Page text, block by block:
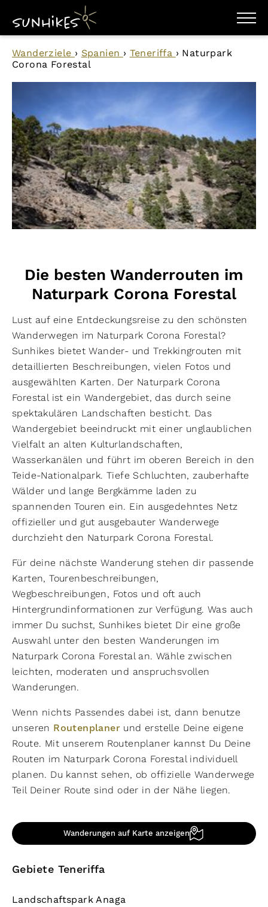
WANDERZIELE
WANDERUNGEN
ENTDECKEN
MAGAZIN
Wanderziele › Spanien › Teneriffa › Naturpark
Corona Forestal
Die besten Wanderrouten im
Naturpark Corona Forestal
Lust auf eine Entdeckungsreise zu den schönsten
Wanderwegen im Naturpark Corona Forestal?
Sunhikes bietet Wander- und Trekkingrouten mit
detaillierten Beschreibungen, vielen Fotos und
ausgewählten Karten. Der Naturpark Corona
Forestal ist ein Wandergebiet, das durch seine
spektakulären Landschaften besticht. Das
Wandergebiet beeindruckt mit einer unglaublichen
Vielfalt an alten Kulturlandschaften,
Wasserkanälen und führt im oberen Bereich in den
Teide-Nationalpark. Tiefe Schluchten, zauberhafte
Wälder und lange Bergkämme laden zu
spannenden Touren ein. Ein ausgedehntes Netz
offizieller und gut ausgebauter Wanderwege
durchzieht den Naturpark Corona Forestal.
Für deine nächste Wanderung stehen dir passende
Karten, Tourenbeschreibungen,
Wegbeschreibungen, Fotos und oft auch
Hintergrundinformationen zur Verfügung. Was auch
immer Du suchst, Sunhikes bietet Dir eine große
Auswahl unter den besten Wanderungen im
Naturpark Corona Forestal an. Wähle zwischen
leichten, moderaten und anspruchsvollen
Wanderungen.
Wenn nichts Passendes dabei ist, dann benutze
unseren Routenplaner und erstelle Deine eigene
Route. Mit unserem Routenplaner kannst Du Deine
Routen im Naturpark Corona Forestal individuell
planen. Du kannst sehen, ob offizielle Wanderwege
Teil Deiner Route sind oder in der Nähe liegen.
Wanderungen auf Karte anzeigen
Gebiete Teneriffa
Landschaftspark Anaga